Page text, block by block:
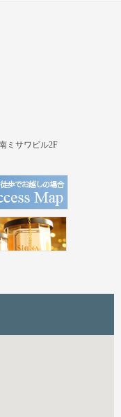
ミサワビル2F